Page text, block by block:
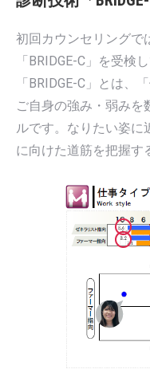
初回カウンセリングで
「BRIDGE-C」を受検
「BRIDGE-C」とは、
ご自身の強み・弱みを
ルです。なりたい姿に
に向けた道筋を把握す